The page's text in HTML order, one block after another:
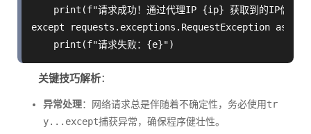
print(f"请求成功！通过代理IP {ip} 获取到的IP信息
except requests.exceptions.RequestException as e:
关键技巧解析：
异常处理：网络请求总是伴随着不确定性，务必使用tr
y...except捕获异常，确保程序健壮性。